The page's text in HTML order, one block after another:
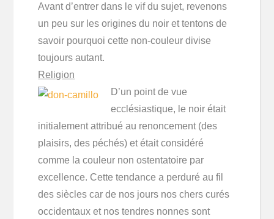
Avant d’entrer dans le vif du sujet, revenons
un peu sur les origines du noir et tentons de
savoir pourquoi cette non-couleur divise
toujours autant.
Religion
D’un point de vue
ecclésiastique, le noir était
initialement attribué au renoncement (des
plaisirs, des péchés) et était considéré
comme la couleur non ostentatoire par
excellence. Cette tendance a perduré au fil
des siècles car de nos jours nos chers curés
occidentaux et nos tendres nonnes sont